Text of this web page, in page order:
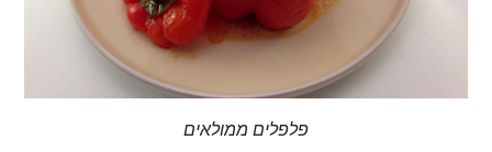
פלפלים ממולאים